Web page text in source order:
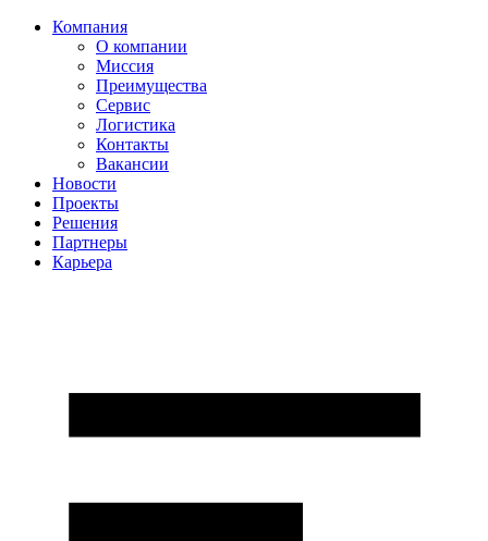
Компания
О компании
Миссия
Преимущества
Сервис
Логистика
Контакты
Вакансии
Новости
Проекты
Решения
Партнеры
Карьера